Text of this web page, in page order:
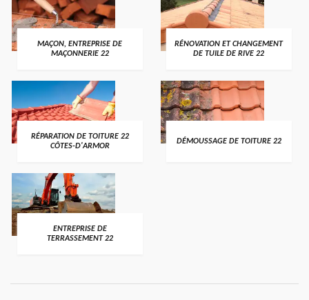
MAÇON, ENTREPRISE DE
MAÇONNERIE 22
RÉNOVATION ET CHANGEMENT
DE TUILE DE RIVE 22
RÉPARATION DE TOITURE 22
CÔTES-D'ARMOR
DÉMOUSSAGE DE TOITURE 22
ENTREPRISE DE
TERRASSEMENT 22